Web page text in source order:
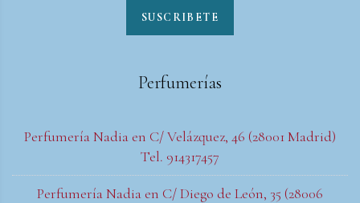
SUSCRIBETE
Perfumerías
Perfumería Nadia en C/ Velázquez, 46 (28001 Madrid)
Tel. 914317457
Perfumería Nadia en C/ Diego de León, 35 (28006